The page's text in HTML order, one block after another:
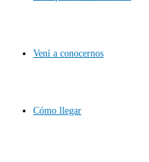
Vení a conocernos
Cómo llegar